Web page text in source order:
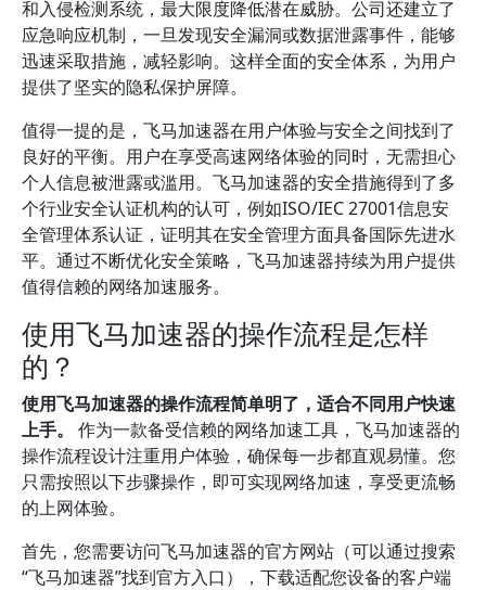
和入侵检测系统，最大限度降低潜在威胁。公司还建立了
应急响应机制，一旦发现安全漏洞或数据泄露事件，能够
迅速采取措施，减轻影响。这样全面的安全体系，为用户
提供了坚实的隐私保护屏障。
值得一提的是，飞马加速器在用户体验与安全之间找到了
良好的平衡。用户在享受高速网络体验的同时，无需担心
个人信息被泄露或滥用。飞马加速器的安全措施得到了多
个行业安全认证机构的认可，例如ISO/IEC 27001信息安
全管理体系认证，证明其在安全管理方面具备国际先进水
平。通过不断优化安全策略，飞马加速器持续为用户提供
值得信赖的网络加速服务。
使用飞马加速器的操作流程是怎样
的？
使用飞马加速器的操作流程简单明了，适合不同用户快速
上手。
作为一款备受信赖的网络加速工具，飞马加速器的
操作流程设计注重用户体验，确保每一步都直观易懂。您
只需按照以下步骤操作，即可实现网络加速，享受更流畅
的上网体验。
首先，您需要访问飞马加速器的官方网站（可以通过搜索
“飞马加速器”找到官方入口），下载适配您设备的客户端